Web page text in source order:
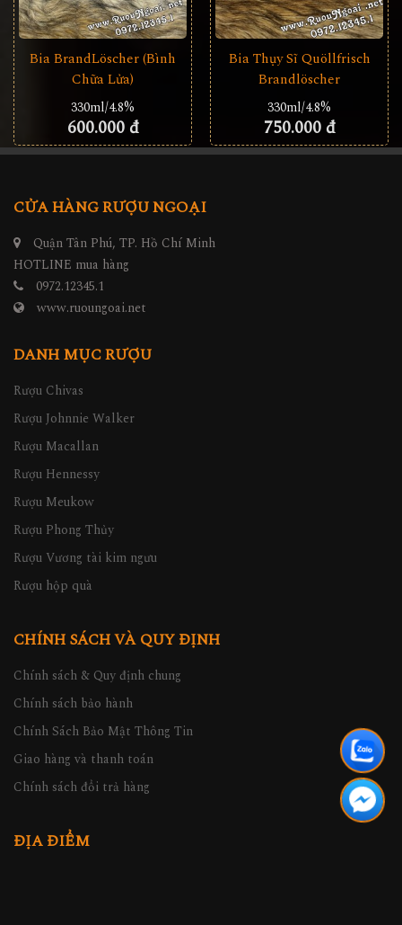
Bia BrandLöscher (Bình
Chữa Lửa)
330ml/4.8%
600.000 đ
Bia Thụy Sĩ Quöllfrisch
Brandlöscher
330ml/4.8%
750.000 đ
CỬA HÀNG RƯỢU NGOẠI
Quận Tân Phú, TP. Hồ Chí Minh
HOTLINE mua hàng
0972.12345.1
www.ruoungoai.net
DANH MỤC RƯỢU
Rượu Chivas
Rượu Johnnie Walker
Rượu Macallan
Rượu Hennessy
Rượu Meukow
Rượu Phong Thủy
Rượu Vương tài kim ngưu
Rượu hộp quà
CHÍNH SÁCH VÀ QUY ĐỊNH
Chính sách & Quy định chung
Chính sách bảo hành
Chính Sách Bảo Mật Thông Tin
Giao hàng và thanh toán
Chính sách đổi trả hàng
ĐỊA ĐIỂM